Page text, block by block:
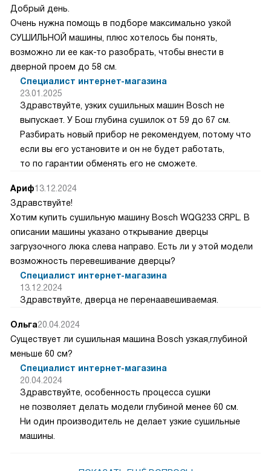
Добрый день.
Очень нужна помощь в подборе максимально узкой
СУШИЛЬНОЙ машины, плюс хотелось бы понять,
возможно ли ее как-то разобрать, чтобы внести в
дверной проем до 58 см.
Специалист интернет-магазина
23.01.2025
Здравствуйте, узких сушильных машин Bosch не
выпускает. У Бош глубина сушилок от 59 до 67 см.
Разбирать новый прибор не рекомендуем, потому что
если вы его установите и он не будет работать,
то по гарантии обменять его не сможете.
Ариф13.12.2024
Здравствуйте!
Хотим купить сушильную машину Bosch WQG233 CRPL. В
описании машины указано открывание дверцы
загрузочного люка слева направо. Есть ли у этой модели
возможность перевешивание дверцы?
Специалист интернет-магазина
13.12.2024
Здравствуйте, дверца не перенаавешиваемая.
Ольга20.04.2024
Существует ли сушильная машина Bosch узкая,глубиной
меньше 60 см?
Специалист интернет-магазина
20.04.2024
Здравствуйте, особенность процесса сушки
не позволяет делать модели глубиной менее 60 см.
Ни один производитель не делает узкие сушильные
машины.